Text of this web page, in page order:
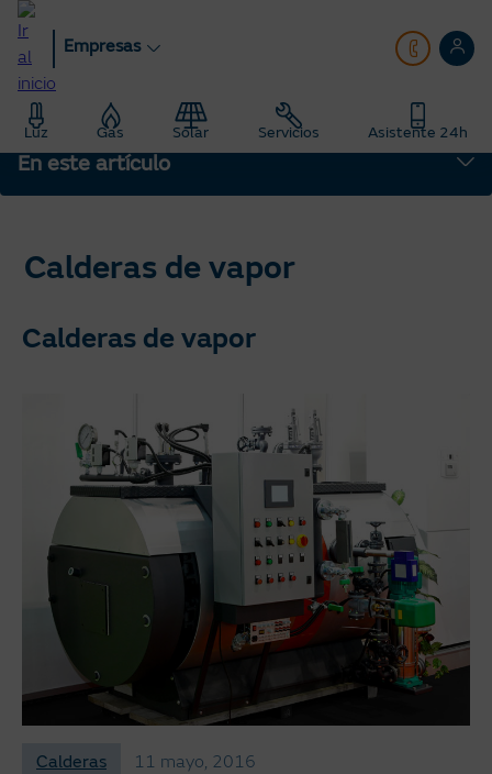
Pasar
contenido
principal
Empresas
Luz Gas Solar Servicios Asistente 24h
Empresas
blog
Saber Más: Te enseñamos todo sobre energía
Calderas de vapor
Calderas de vapor
En este artículo
Calderas de vapor
Calderas 11 mayo, 2016